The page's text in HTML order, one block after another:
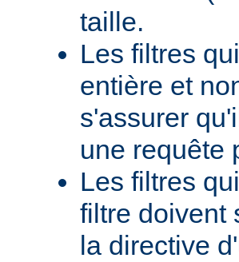
taille.
Les filtres
entière et
s'assurer
une requête
Les filtres
filtre doivent
la directive